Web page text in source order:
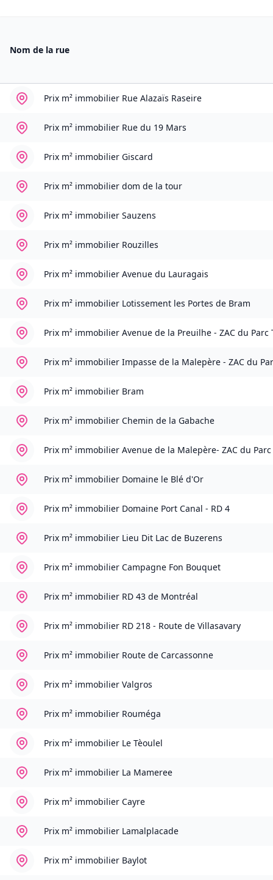
Nom de la rue
Prix m² immobilier Rue Alazaïs Raseire
Prix m² immobilier Rue du 19 Mars
Prix m² immobilier Giscard
Prix m² immobilier dom de la tour
Prix m² immobilier Sauzens
Prix m² immobilier Rouzilles
Prix m² immobilier Avenue du Lauragais
Prix m² immobilier Lotissement les Portes de Bram
Prix m² immobilier Avenue de la Preuilhe - ZAC du
Prix m² immobilier Impasse de la Malepère - ZAC du
Prix m² immobilier Bram
Prix m² immobilier Chemin de la Gabache
Prix m² immobilier Avenue de la Malepère- ZAC du
Prix m² immobilier Domaine le Blé d'Or
Prix m² immobilier Domaine Port Canal - RD 4
Prix m² immobilier Lieu Dit Lac de Buzerens
Prix m² immobilier Campagne Fon Bouquet
Prix m² immobilier RD 43 de Montréal
Prix m² immobilier RD 218 - Route de Villasavary
Prix m² immobilier Route de Carcassonne
Prix m² immobilier Valgros
Prix m² immobilier Rouméga
Prix m² immobilier Le Tèoulel
Prix m² immobilier La Mameree
Prix m² immobilier Cayre
Prix m² immobilier Lamalplacade
Prix m² immobilier Baylot